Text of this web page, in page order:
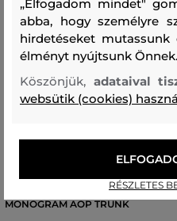
ALSÓNEMŰ KARL LAGERFELD
MONOGRAM AOP TRUNK
„Elfogadom mindet"
abba, hogy személyre
hirdetéseket mutassunk
élményt nyújtsunk Önnek.
Köszönjük, adataival
websütik (cookies)
RÉSZLETES